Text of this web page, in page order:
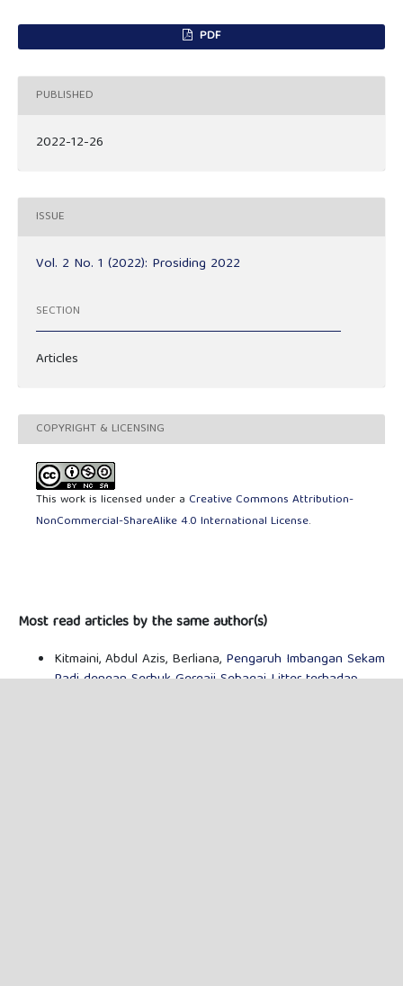
PDF
PUBLISHED
2022-12-26
ISSUE
Vol. 2 No. 1 (2022): Prosiding 2022
SECTION
Articles
COPYRIGHT & LICENSING
This work is licensed under a Creative Commons Attribution-
NonCommercial-ShareAlike 4.0 International License.
Most read articles by the same author(s)
Kitmaini, Abdul Azis, Berliana, Pengaruh Imbangan Sekam
Padi dengan Serbuk Gergaji Sebagai Litter terhadap